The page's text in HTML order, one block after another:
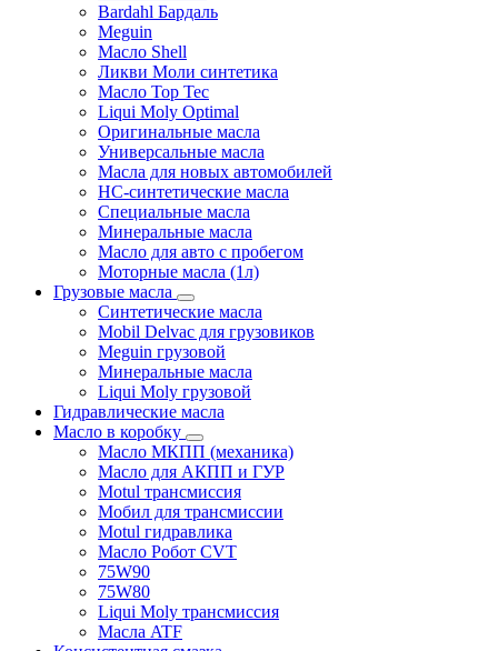
Bardahl Бардаль
Meguin
Масло Shell
Ликви Моли синтетика
Масло Top Tec
Liqui Moly Optimal
Оригинальные масла
Универсальные масла
Масла для новых автомобилей
HC-синтетические масла
Специальные масла
Минеральные масла
Масло для авто с пробегом
Моторные масла (1л)
Грузовые масла
Синтетические масла
Mobil Delvac для грузовиков
Meguin грузовой
Минеральные масла
Liqui Moly грузовой
Гидравлические масла
Масло в коробку
Масло МКПП (механика)
Масло для АКПП и ГУР
Motul трансмиссия
Мобил для трансмиссии
Motul гидравлика
Масло Робот CVT
75W90
75W80
Liqui Moly трансмиссия
Масла ATF